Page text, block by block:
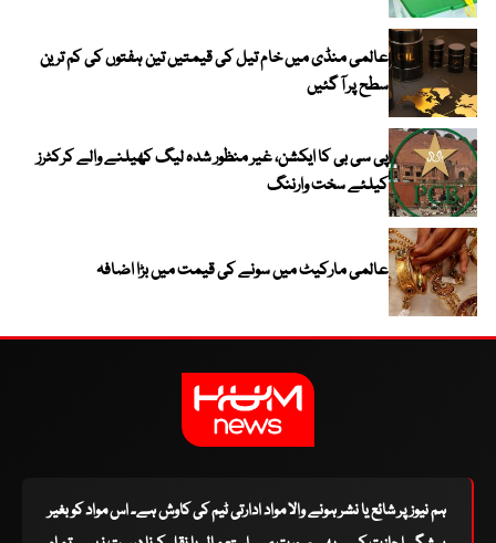
عالمی منڈی میں خام تیل کی قیمتیں تین ہفتوں کی کم ترین
سطح پر آ گئیں
پی سی بی کا ایکشن، غیر منظور شدہ لیگ کھیلنے والے کرکٹرز
کیلئے سخت وارننگ
عالمی مارکیٹ میں سونے کی قیمت میں بڑا اضافہ
ہم نیوز پر شائع یا نشر ہونے والا مواد ادارتی ٹیم کی کاوش ہے۔ اس مواد کو بغیر